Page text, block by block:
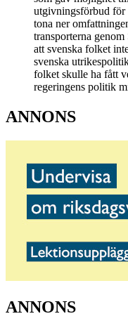
utgivningsförbud för
tona ner
transporterna
att svenska folket
svenska
folket skulle ha fått
regeringens politik
ANNONS
ANNONS